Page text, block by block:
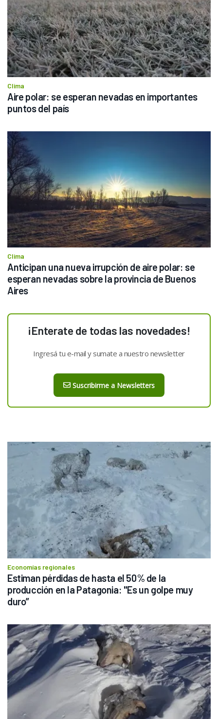
Clima
Aire polar: se esperan nevadas en importantes
puntos del país
Clima
Anticipan una nueva irrupción de aire polar: se
esperan nevadas sobre la provincia de Buenos
Aires
¡Enterate de todas las novedades!
Ingresá tu e-mail y sumate a nuestro newsletter
Suscribirme a Newsletters
Economías regionales
Estiman pérdidas de hasta el 50% de la
producción en la Patagonia: "Es un golpe muy
duro”